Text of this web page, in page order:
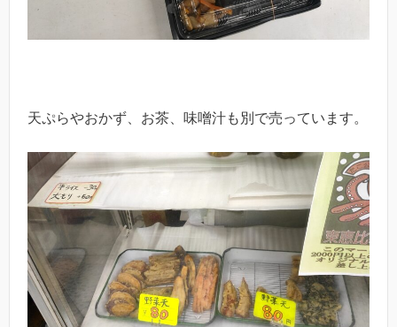
天ぷらやおかず、お茶、味噌汁も別で売っています。